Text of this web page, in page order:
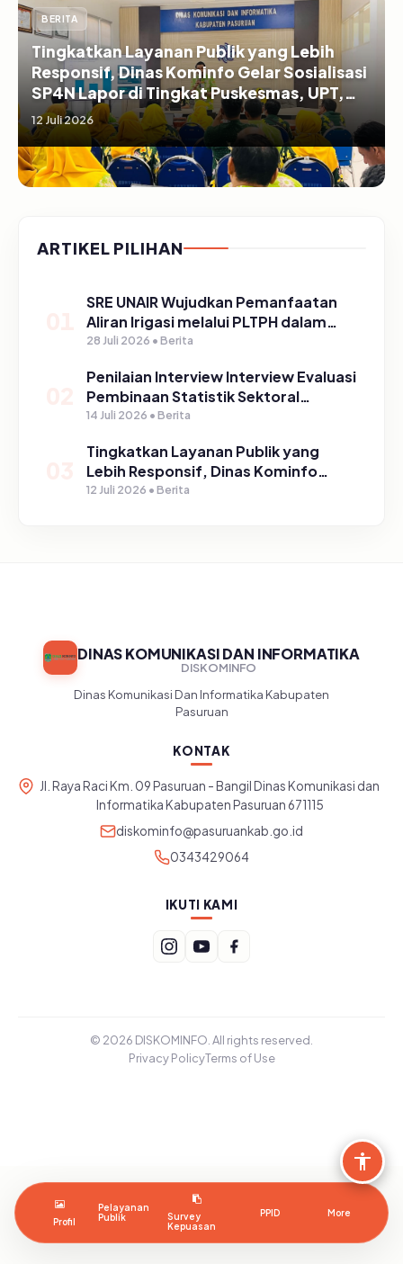
Profil
Pelayanan
Publik
Survey
Kepuasan
PPID More
BERITA
Tingkatkan Layanan Publik yang Lebih
Responsif, Dinas Kominfo Gelar Sosialisasi
SP4N Lapor di Tingkat Puskesmas, UPT,
serta SD/SMP di Kabupaten Pasuruan
12 Juli 2026
ARTIKEL PILIHAN
SRE UNAIR Wujudkan Pemanfaatan
Aliran Irigasi melalui PLTPH dalam
Program TIRTA PELITA di Desa
28 Juli 2026 • Berita
Penilaian Interview Interview Evaluasi
Pembinaan Statistik Sektoral
Kabupaten Pasuruan
14 Juli 2026 • Berita
Tingkatkan Layanan Publik yang
Lebih Responsif, Dinas Kominfo
Gelar Sosialisasi SP4N Lapor di
12 Juli 2026 • Berita
DINAS KOMUNIKASI DAN INFORMATIKA
DISKOMINFO
Dinas Komunikasi Dan Informatika Kabupaten
Pasuruan
KONTAK
Jl. Raya Raci Km. 09 Pasuruan - Bangil Dinas Komunikasi dan
Informatika Kabupaten Pasuruan 671115
diskominfo@pasuruankab.go.id
0343429064
IKUTI KAMI
© 2026 DISKOMINFO. All rights reserved.
Privacy PolicyTerms of Use